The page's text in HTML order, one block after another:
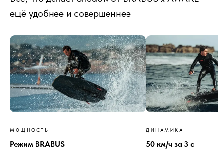
ещё удобнее и совершеннее
МОЩНОСТЬ
Режим BRABUS
ДИНАМИКА
50 км/ч за 3 с